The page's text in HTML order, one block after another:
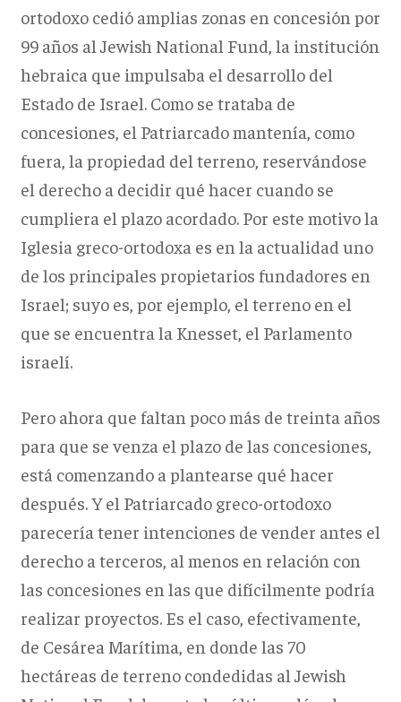
ortodoxo cedió amplias zonas en concesión por
99 años al Jewish National Fund, la institución
hebraica que impulsaba el desarrollo del
Estado de Israel. Como se trataba de
concesiones, el Patriarcado mantenía, como
fuera, la propiedad del terreno, reservándose
el derecho a decidir qué hacer cuando se
cumpliera el plazo acordado. Por este motivo la
Iglesia greco-ortodoxa es en la actualidad uno
de los principales propietarios fundadores en
Israel; suyo es, por ejemplo, el terreno en el
que se encuentra la Knesset, el Parlamento
israelí.
Pero ahora que faltan poco más de treinta años
para que se venza el plazo de las concesiones,
está comenzando a plantearse qué hacer
después. Y el Patriarcado greco-ortodoxo
parecería tener intenciones de vender antes el
derecho a terceros, al menos en relación con
las concesiones en las que difícilmente podría
realizar proyectos. Es el caso, efectivamente,
de Cesárea Marítima, en donde las 70
hectáreas de terreno condedidas al Jewish